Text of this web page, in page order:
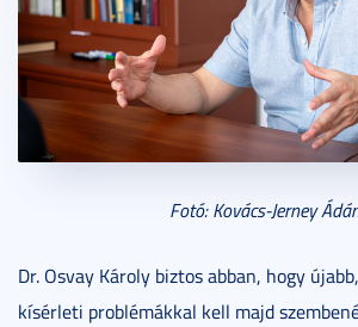
Fotó: Kovács-Jerney
Dr. Osvay Károly biztos abban, hogy
kísérleti problémákkal kell majd